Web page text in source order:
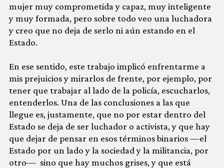
mujer muy comprometida y capaz, muy inteligente
y muy formada, pero sobre todo veo una luchadora
y creo que no deja de serlo ni aún estando en el
Estado.
En ese sentido, este trabajo implicó enfrentarme a
mis prejuicios y mirarlos de frente, por ejemplo, por
tener que trabajar al lado de la policía, escucharlos,
entenderlos. Una de las conclusiones a las que
llegue es, justamente, que no por estar dentro del
Estado se deja de ser luchador o activista, y que hay
que dejar de pensar en esos términos binarios —el
Estado por un lado y la sociedad y la militancia, por
otro— sino que hay muchos grises, y que está